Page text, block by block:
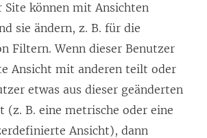
Site können mit Ansichten
sie ändern, z. B. für die
Filtern. Wenn dieser Benutzer
Ansicht mit anderen teilt oder
etwas aus dieser geänderten
(z. B. eine metrische oder eine
Ansicht), dann